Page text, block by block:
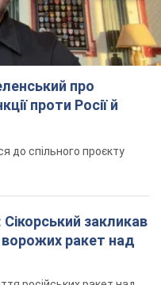
закликав
ракет над
російських ракет над
це потрібно